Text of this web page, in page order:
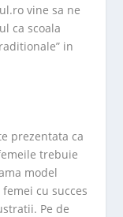
vine sa ne
ca scoala
in
prezentata ca
trebuie
model
cu succes
Pe de